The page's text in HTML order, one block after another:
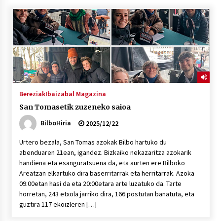
“Hiztegi bat” Gorka Urbizuk idatzitako letren
hiztegia
2026/07/23
Bakaikuko barnetegitik gazteek egindako saio
berezia
Kontserbatorioan protagonista
2026/07/15
Gaur abitua da Bilbao bbk live jaialdia
BereziakIbaizabal Magazina
San Tomasetik zuzeneko saioa
BilboHiria
2025/12/22
Urtero bezala, San Tomas azokak Bilbo hartuko du
abenduaren 21ean, igandez. Bizkaiko nekazaritza azokarik
handiena eta esanguratsuena da, eta aurten ere Bilboko
Areatzan elkartuko dira baserritarrak eta herritarrak. Azoka
09:00etan hasi da eta 20:00etara arte luzatuko da. Tarte
horretan, 243 etxola jarriko dira, 166 postutan banatuta, eta
guztira 117 ekoizleren […]